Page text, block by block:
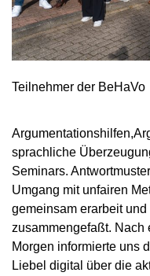
Teilnehmer der BeHaVo
sprachliche
Seminars.
Umgang mit unfairen
gemeinsam erarbeit
zusammengefaßt. Nach
Morgen informierte uns
Liebel digital über die